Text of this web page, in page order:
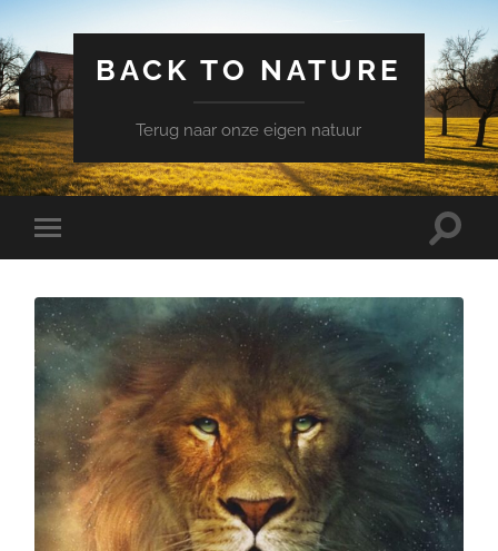
BACK TO NATURE
Terug naar onze eigen natuur
Schakel
naar
menu